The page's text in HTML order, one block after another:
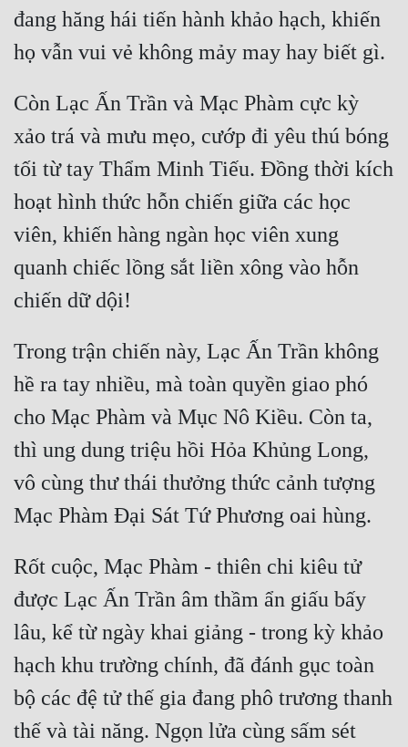
đang hăng hái tiến hành khảo hạch, khiến
Còn Lạc Ấn Trần và Mạc Phàm cực kỳ
xảo trá và mưu mẹo, cướp đi yêu thú bóng
tối từ tay Thẩm Minh Tiếu. Đồng thời kích
hoạt hình thức hỗn chiến giữa các học
viên, khiến hàng ngàn học viên xung
quanh chiếc lồng sắt liền xông vào hỗn
Trong trận chiến này, Lạc Ấn Trần không
hề ra tay nhiều, mà toàn quyền giao phó
cho Mạc Phàm và Mục Nô Kiều. Còn ta,
thì ung dung triệu hồi Hỏa Khủng Long,
vô cùng thư thái thưởng thức cảnh tượng
Rốt cuộc, Mạc Phàm - thiên chi kiêu tử
được Lạc Ấn Trần âm thầm ẩn giấu bấy
lâu, kể từ ngày khai giảng - trong kỳ khảo
hạch khu trường chính, đã đánh gục toàn
bộ các đệ tử thế gia đang phô trương thanh
thế và tài năng. Ngọn lửa cùng sấm sét